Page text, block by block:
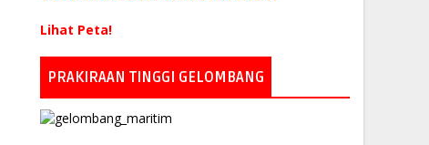
Lihat Peta!
PRAKIRAAN TINGGI GELOMBANG